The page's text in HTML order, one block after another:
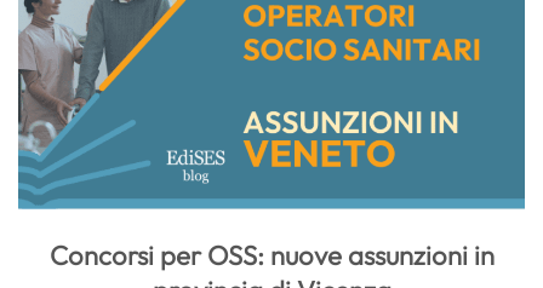
Concorsi per OSS: nuove assunzioni in